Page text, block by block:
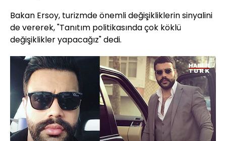
Bakan Ersoy, turizmde önemli değişikliklerin sinyalini
de vererek, "Tanıtım politikasında çok köklü
değişiklikler yapacağız" dedi.